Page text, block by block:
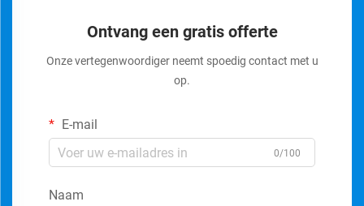
Ontvang een gratis offerte
Onze vertegenwoordiger neemt spoedig contact met u
op.
E-mail
0/100
Naam